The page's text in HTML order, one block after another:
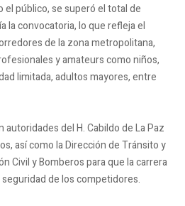
el público, se superó el total de
la convocatoria, lo que refleja el
de la zona metropolitana,
y amateurs como niños,
limitada, adultos mayores, entre
del H. Cabildo de La Paz
así como la Dirección de Tránsito y
Civil y Bomberos para que la carrera
de los competidores.